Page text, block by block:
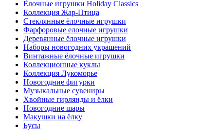
Ёлочные игрушки Holiday Classics
Коллекция Жар-Птица
Стеклянные ёлочные игрушки
Фарфоровые елочные игрушки
Деревянные ёлочные игрушки
Наборы новогодних украшений
Винтажные ёлочные игрушки
Коллекционные куклы
Коллекция Лукоморье
Новогодние фигурки
Музыкальные сувениры
Хвойные гирлянды и ёлки
Новогодние шары
Макушки на ёлку
Бусы